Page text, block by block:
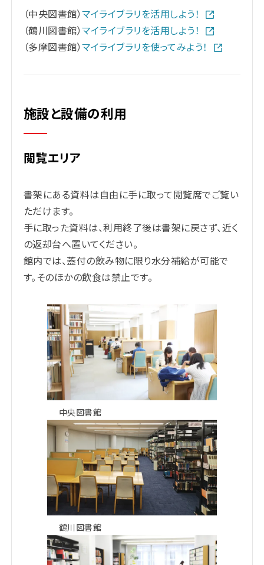
（中央図書館）マイライブラリを活用しよう！
（鶴川図書館）マイライブラリを活用しよう！
（多摩図書館）マイライブラリを使ってみよう！
施設と設備の利用
閲覧エリア
書架にある資料は自由に手に取って閲覧席でご覧い
ただけます。
手に取った資料は、利用終了後は書架に戻さず、近く
の返却台へ置いてください。
館内では、蓋付の飲み物に限り水分補給が可能で
す。そのほかの飲食は禁止です。
中央図書館
鶴川図書館